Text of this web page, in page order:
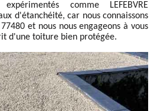
comme LEFEBVRE
d'étanchéité, car nous connaissons
et nous nous engageons à vous
d'une toiture bien protégée.